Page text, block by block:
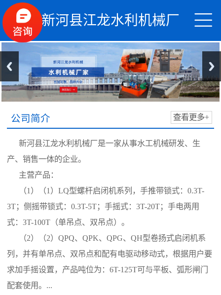

 新河县江龙水利机械厂
公司简介 查看更多+
新河县江龙水利机械厂是一家从事水工机械研发、生
产、销售一体的企业。
主营产品：
（1）（1）LQ型螺杆启闭机系列，手推带锁式：0.3T-
3T；侧摇带锁式：0.3T-5T；手摇式：3T-20T；手电两用
式：3T-100T（单吊点、双吊点）。
（2）（2）QPQ、QPK、QPG、QH型卷扬式启闭机系
列，并有单吊点、双吊点和配有电驱动移动式，根据用户要
求加手摇设置，产品吨位为：6T-125T可与平板、弧形闸门
配套使用。...